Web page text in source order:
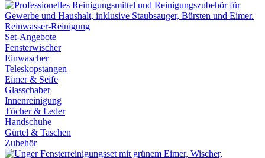
Reinwasser-Reinigung
Set-Angebote
Fensterwischer
Einwascher
Teleskopstangen
Eimer & Seife
Glasschaber
Innenreinigung
Tücher & Leder
Handschuhe
Gürtel & Taschen
Zubehör